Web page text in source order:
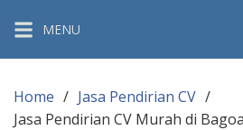
content
MENU
Home
Jasa Pendirian CV
Jasa Pendirian CV Murah di